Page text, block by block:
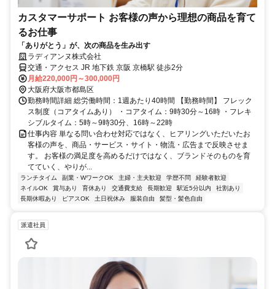
カスタマーサポート お客様の声から理想の商品を育て
るお仕事
「ありがとう」が、次の商品を生み出す
ラディアンヌ株式会社
交通・アクセス JR 地下鉄 京阪 京橋駅 徒歩2分
月給220,000円～300,000円
大阪府大阪市都島区
勤務時間詳細 総労働時間：1週あたり40時間 【勤務時間】 フレック
ス制度（コアタイムあり） ・コアタイム：9時30分～16時 ・フレキ
シブルタイム：5時～9時30分、16時～22時
仕事内容 単なる問い合わせ対応ではなく、ヒアリングいただいたお
客様の声を、商品・サービス・サイト・物流・広告まで反映させま
す。 お客様の満足度を高めるだけではなく、ブランドそのものを育
てていく、やりが...
ランチタイム 副業・WワークOK 主婦・主夫歓迎 学歴不問
経験者歓迎
ネイルOK
賞与あり 育休あり 交通費支給 長期歓迎 駅近5分以内
社割あり
長期休暇あり
ピアスOK 土日祝休み 服装自由 髪型・髪色自由
派遣社員